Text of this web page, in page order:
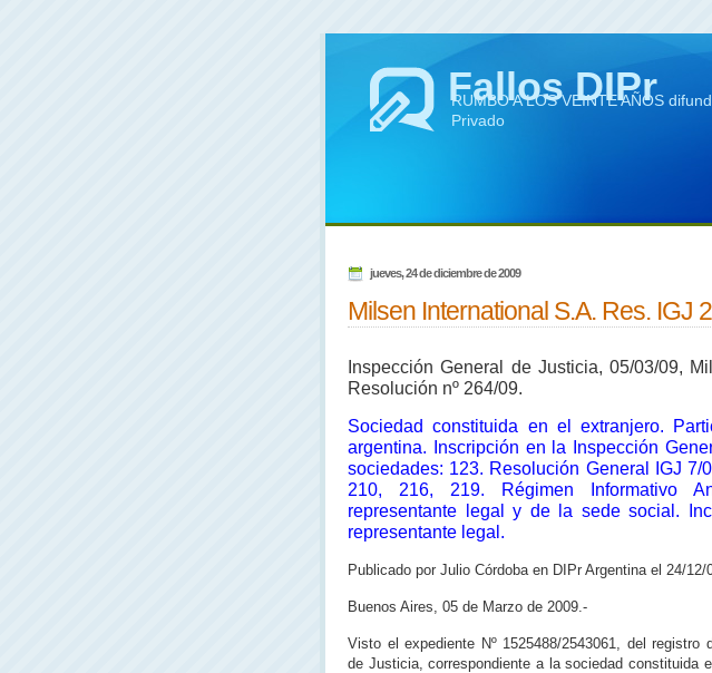
Fallos DIPr
RUMBO A LOS VEINTE AÑOS
Privado
jueves, 24 de diciembre de 2009
Milsen International S.A. Res. IGJ
Inspección General de Justicia, 05/03/09,
Resolución nº 264/09.
Sociedad constituida en el extranjero.
argentina. Inscripción en la Inspección
sociedades: 123. Resolución General IGJ 7/
210, 216, 219. Régimen Informativo
representante legal y de la sede social.
representante legal.
Publicado por Julio Córdoba en DIPr Argentina el 24/12/
Buenos Aires, 05 de Marzo de 2009.-
Visto el expediente Nº 1525488/2543061, del registro
de Justicia, correspondiente a la sociedad constituida